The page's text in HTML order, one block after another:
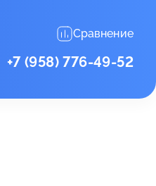
Сравнение
+7 (958) 776-49-52